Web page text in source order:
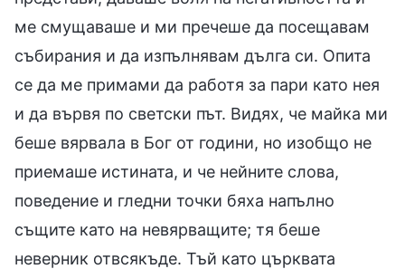
ме смущаваше и ми пречеше да посещавам
събирания и да изпълнявам дълга си. Опита
се да ме примами да работя за пари като нея
и да вървя по светски път. Видях, че майка ми
беше вярвала в Бог от години, но изобщо не
приемаше истината, и че нейните слова,
поведение и гледни точки бяха напълно
същите като на невярващите; тя беше
неверник отвсякъде. Тъй като църквата